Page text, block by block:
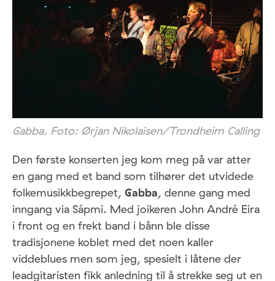
Gabba. Foto: Ørjan Nikolaisen/Trondheim Calling
Den første konserten jeg kom meg på var atter
en gang med et band som tilhører det utvidede
folkemusikkbegrepet, Gabba, denne gang med
inngang via Sápmi. Med joikeren John André Eira
i front og en frekt band i bånn ble disse
tradisjonene koblet med det noen kaller
viddeblues men som jeg, spesielt i låtene der
leadgitaristen fikk anledning til å strekke seg ut en